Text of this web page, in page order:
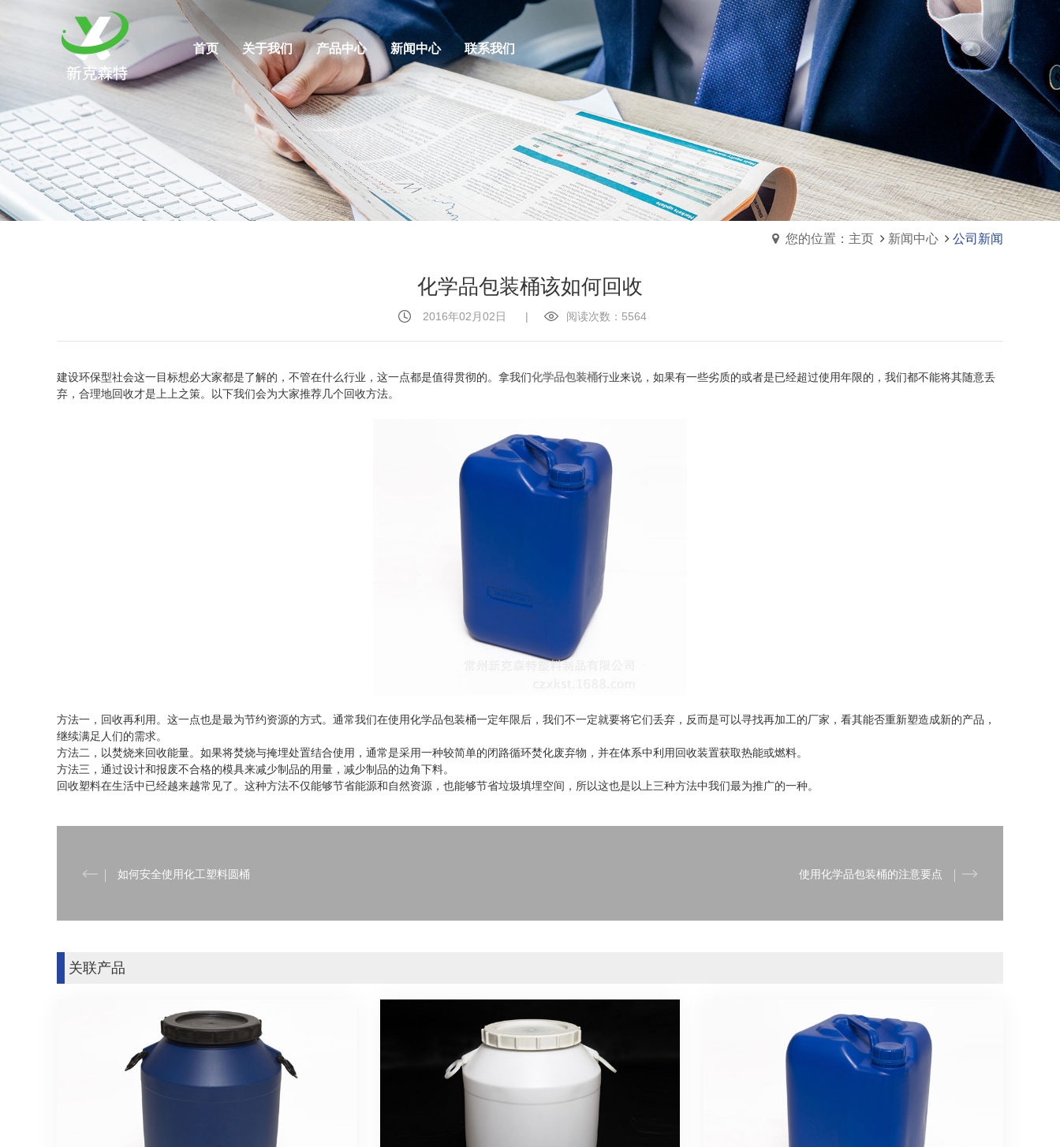
首页 关于我们 产品中心 新闻中心 联系我们
您的位置：主页 新闻中心 公司新闻
化学品包装桶该如何回收
2016年02月02日 | 阅读次数：5564
建设环保型社会这一目标想必大家都是了解的，不管在什么行业，这一点都是值得贯彻的。拿我们化学品包装桶行业来说，如果有一些劣质的或者是已经超过使用年限的，我们都不能将其随意丢
弃，合理地回收才是上上之策。以下我们会为大家推荐几个回收方法。
方法一，回收再利用。这一点也是最为节约资源的方式。通常我们在使用化学品包装桶一定年限后，我们不一定就要将它们丢弃，反而是可以寻找再加工的厂家，看其能否重新塑造成新的产品，
继续满足人们的需求。
方法二，以焚烧来回收能量。如果将焚烧与掩埋处置结合使用，通常是采用一种较简单的闭路循环焚化废弃物，并在体系中利用回收装置获取热能或燃料。
方法三，通过设计和报废不合格的模具来减少制品的用量，减少制品的边角下料。
回收塑料在生活中已经越来越常见了。这种方法不仅能够节省能源和自然资源，也能够节省垃圾填埋空间，所以这也是以上三种方法中我们最为推广的一种。
如何安全使用化工塑料圆桶 使用化学品包装桶的注意要点
关联产品